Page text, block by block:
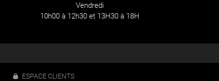
Vendredi
10h00 à 12h30 et 13H30 à 18H
ESPACE CLIENTS